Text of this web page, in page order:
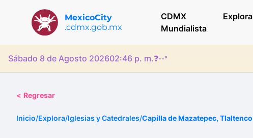
MexicoCity
.cdmx.gob.mx
CDMX
Mundialista
Explora
Sábado 8 de Agosto 202602:46 p. m.❓--°
< Regresar
Inicio/Explora/Iglesias y Catedrales/Capilla de Mazatepec, Tlaltenco